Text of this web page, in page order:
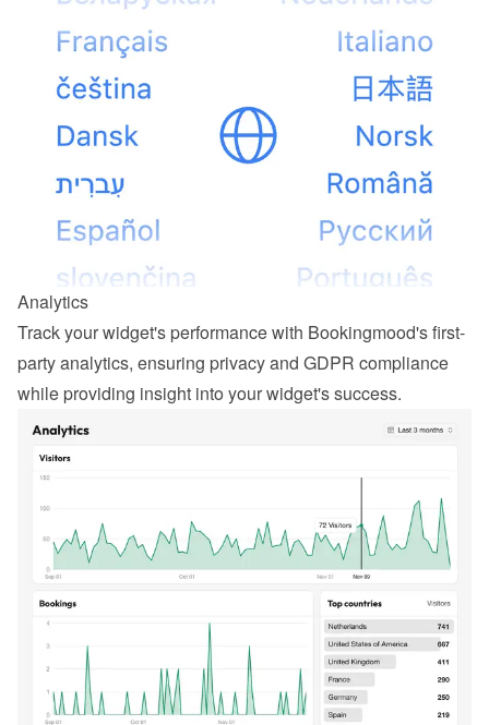
Analytics
Track your widget's performance with Bookingmood's first-
party analytics, ensuring privacy and GDPR compliance
while providing insight into your widget's success.